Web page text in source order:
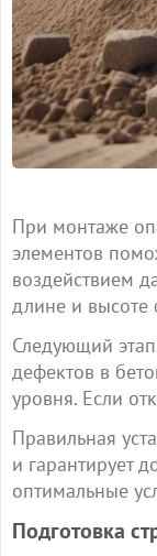
При монтаже
элементов
воздействием
длине и
Следующий
дефектов в
уровня. Если
Правильная
и гарантирует
оптимальные
Подготовка